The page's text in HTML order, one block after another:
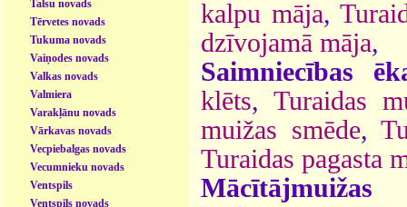
Talsu novads
Tērvetes novads
Tukuma novads
Vaiņodes novads
Valkas novads
Valmiera
Varakļānu novads
Vārkavas novads
Vecpiebalgas novads
Vecumnieku novads
Ventspils
Ventspils novads
kalpu māja,
dzīvojamā māja,
Saimniecības
klēts,Turaidas
muižas smēde,
Turaidas pagasta
Mācītājmuižas